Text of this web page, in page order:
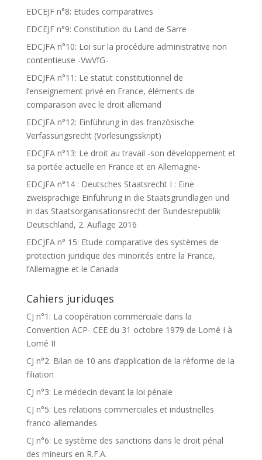
EDCEJF n°8: Etudes comparatives
EDCEJF n°9: Constitution du Land de Sarre
EDCJFA n°10: Loi sur la procédure administrative non
contentieuse -VwVfG-
EDCJFA n°11: Le statut constitutionnel de
l’enseignement privé en France, éléments de
comparaison avec le droit allemand
EDCJFA n°12: Einführung in das französische
Verfassungsrecht (Vorlesungsskript)
EDCJFA n°13: Le droit au travail -son développement et
sa portée actuelle en France et en Allemagne-
EDCJFA n°14 : Deutsches Staatsrecht I : Eine
zweisprachige Einführung in die Staatsgrundlagen und
in das Staatsorganisationsrecht der Bundesrepublik
Deutschland, 2. Auflage 2016
EDCJFA n° 15: Etude comparative des systèmes de
protection juridique des minorités entre la France,
l’Allemagne et le Canada
Cahiers juriduqes
CJ n°1: La coopération commerciale dans la
Convention ACP- CEE du 31 octobre 1979 de Lomé I à
Lomé II
CJ n°2: Bilan de 10 ans d’application de la réforme de la
filiation
CJ n°3: Le médecin devant la loi pénale
CJ n°5: Les relations commerciales et industrielles
franco-allemandes
CJ n°6: Le système des sanctions dans le droit pénal
des mineurs en R.F.A.